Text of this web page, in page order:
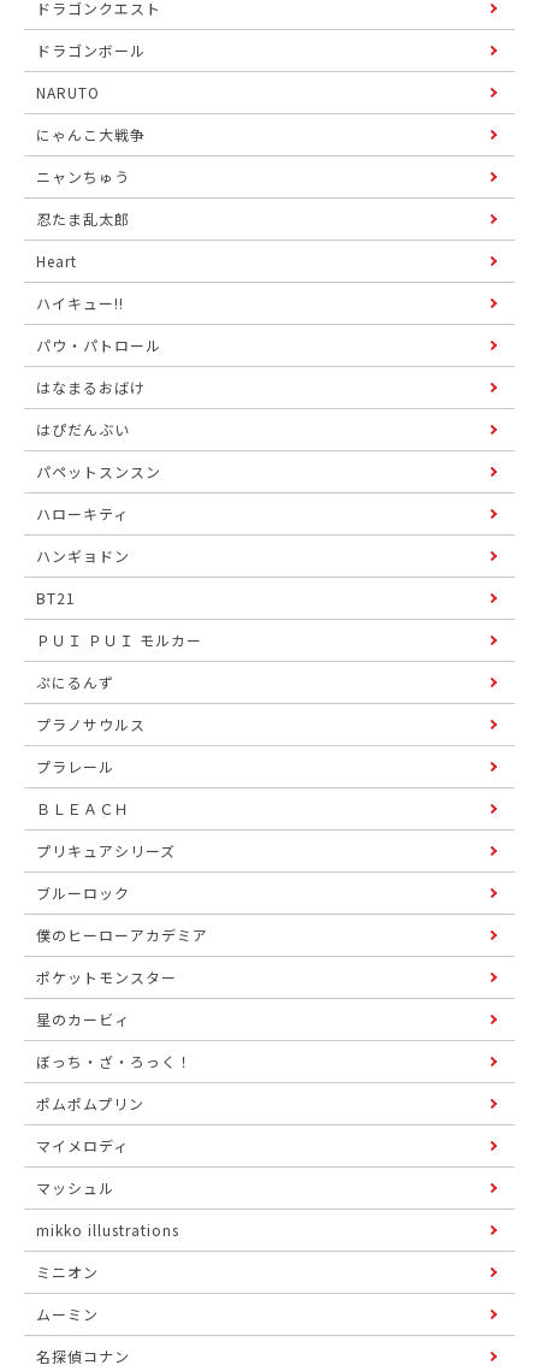
ドラゴンクエスト
ドラゴンボール
NARUTO
にゃんこ大戦争
ニャンちゅう
忍たま乱太郎
Heart
ハイキュー!!
パウ・パトロール
はなまるおばけ
はぴだんぶい
パペットスンスン
ハローキティ
ハンギョドン
BT21
ＰＵＩ ＰＵＩ モルカー
ぷにるんず
プラノサウルス
プラレール
ＢＬＥＡＣＨ
プリキュアシリーズ
ブルーロック
僕のヒーローアカデミア
ポケットモンスター
星のカービィ
ぼっち・ざ・ろっく！
ポムポムプリン
マイメロディ
マッシュル
mikko illustrations
ミニオン
ムーミン
名探偵コナン